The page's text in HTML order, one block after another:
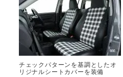
チェックパターンを基調としたオ
リジナルシートカバーを装備